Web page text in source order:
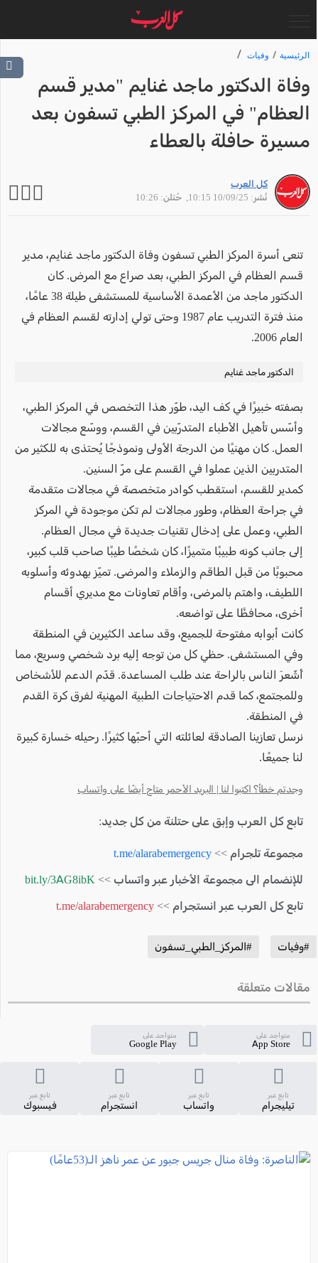
الرئيسية وفيات
وفاة الدكتور ماجد غنايم "مدير قسم
العظام" في المركز الطبي تسفون بعد
مسيرة حافلة بالعطاء
كل العرب
نُشر: 10/09/25 10:15
, حُتلن: 10:26
تنعى أسرة المركز الطبي تسفون وفاة الدكتور ماجد غنايم، مدير
قسم العظام في المركز الطبي، بعد صراع مع المرض. كان
الدكتور ماجد من الأعمدة الأساسية للمستشفى طيلة 38 عامًا،
منذ فترة التدريب عام 1987 وحتى تولي إدارته لقسم العظام في
العام 2006.
الدكتور ماجد غنايم
بصفته خبيرًا في كف اليد، طوّر هذا التخصص في المركز الطبي،
وأسّس تأهيل الأطباء المتدرّبين في القسم، ووسّع مجالات
العمل. كان مهنيًا من الدرجة الأولى ونموذجًا يُحتذى به للكثير من
المتدربين الذين عملوا في القسم على مرّ السنين.
كمدير للقسم، استقطب كوادر متخصصة في مجالات متقدمة
في جراحة العظام، وطور مجالات لم تكن موجودة في المركز
الطبي، وعمل على إدخال تقنيات جديدة في مجال العظام.
إلى جانب كونه طبيبًا متميزًا، كان شخصًا طيبًا صاحب قلب كبير،
محبوبًا من قبل الطاقم والزملاء والمرضى. تميّز بهدوئه وأسلوبه
اللطيف، واهتم بالمرضى، وأقام تعاونات مع مديري أقسام
أخرى، محافظًا على تواضعه.
كانت أبوابه مفتوحة للجميع، وقد ساعد الكثيرين في المنطقة
وفي المستشفى. حظي كل من توجه إليه برد شخصي وسريع، مما
أَشّعرَ الناس بالراحة عند طلب المساعدة. قدّم الدعم للأشخاص
وللمجتمع، كما قدم الاحتياجات الطبية المهنية لفرق كرة القدم
في المنطقة.
نرسل تعازينا الصادقة لعائلته التي أحبّها كثيرًا. رحيله خسارة كبيرة
لنا جميعًا.
وجدتم خطأ؟ اكتبوا لنا | البريد الأحمر متاح أيضًا على واتساب
تابع كل العرب وإبق على حتلنة من كل جديد:
مجموعة تلجرام >> t.me/alarabemergency
للإنضمام الى مجموعة الأخبار عبر واتساب >> bit.ly/3AG8ibK
تابع كل العرب عبر انستجرام >> t.me/alarabemergency
#وفيات #المركز_الطبي_تسفون
مقالات متعلقة
متواجد على
App Store
متواجد على
Google Play
تابع عبر
تيليجرام
تابع عبر
واتساب
تابع عبر
انستجرام
تابع عبر
فيسبوك